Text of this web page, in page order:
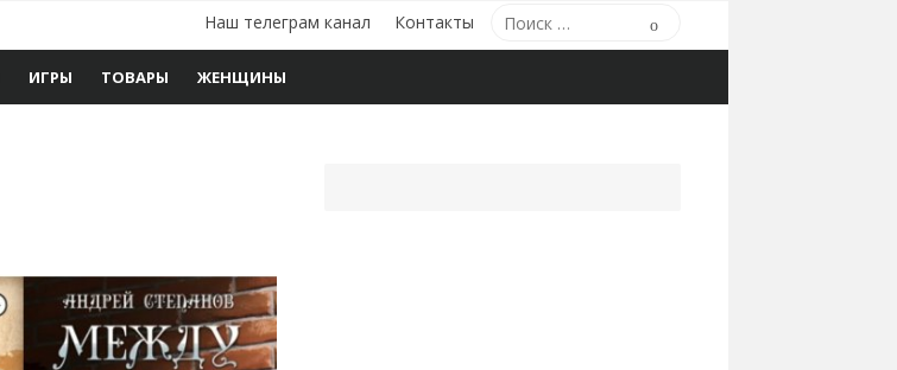
Поиск
по:
Наш телеграм канал Контакты
ИГРЫ ТОВАРЫ ЖЕНЩИНЫ